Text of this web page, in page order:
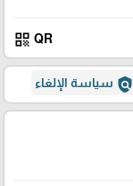
QR
qr_code
policy سياسة الإلغاء